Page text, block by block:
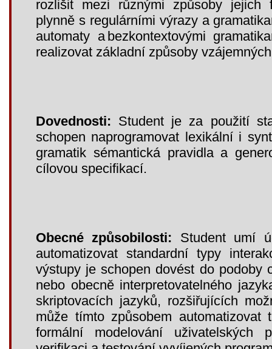
rozlišit mezi různými způsoby jejich
plynně s regulárními výrazy a
automaty a bezkontextovými
realizovat základní způsoby
Dovednosti: Student je za použití
schopen naprogramovat lexikální i
gramatik sémantická pravidla a
cílovou specifikací.
Obecné způsobilosti: Student umí
automatizovat standardní typy
výstupy je schopen dovést do podoby
nebo obecně interpretovatelného
skriptovacích jazyků, rozšiřujících
může tímto způsobem
formální modelování uživatelských